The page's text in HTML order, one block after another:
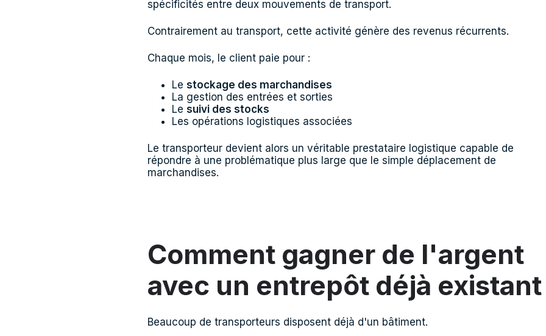
spécificités entre deux mouvements de transport.
Contrairement au transport, cette activité génère des revenus récurrents.
Chaque mois, le client paie pour :
Lestockage des marchandises
La gestion des entrées et sorties
Lesuivi des stocks
Les opérations logistiques associées
Le transporteur devient alors un véritable prestataire logistique capable de
répondre à une problématique plus large que le simple déplacement de
marchandises.
Comment gagner de l'argent
avec un entrepôt déjà existant
Beaucoup de transporteurs disposent déjà d'un bâtiment.